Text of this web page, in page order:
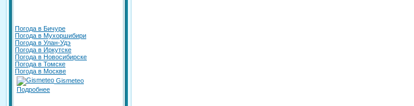
Погода в Бичуре
Погода в Мухоршибири
Погода в Улан-Удэ
Погода в Иркутске
Погода в Новосибирске
Погода в Томске
Погода в Москве
Gismeteo
Подробнее